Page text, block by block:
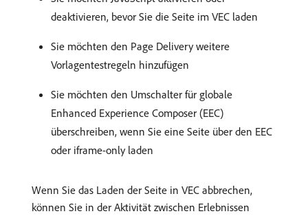
deaktivieren, bevor Sie die Seite im VEC laden
Sie möchten den Page Delivery weitere
Vorlagentestregeln hinzufügen
Sie möchten den Umschalter für globale
Enhanced Experience Composer (EEC)
überschreiben, wenn Sie eine Seite über den EEC
oder iframe-only laden
Wenn Sie das Laden der Seite in VEC abbrechen,
können Sie in der Aktivität zwischen Erlebnissen